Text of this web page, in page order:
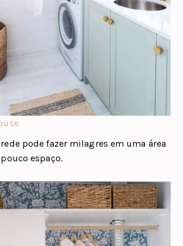
pode fazer milagres em uma área
espaço.